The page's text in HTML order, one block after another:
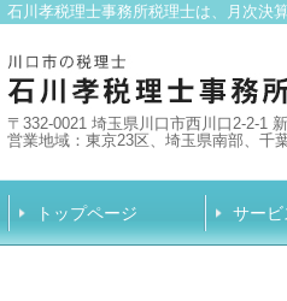
石川孝税理士事務所税理士は、月次決
〒332-0021 埼玉県川口市西川口2-2-1
営業地域：東京23区、埼玉県南部、千
トップページ サービ